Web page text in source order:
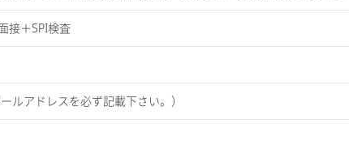
＋SPI検査
ルアドレスを必ず記載下さい。）